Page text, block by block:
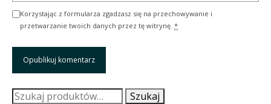
Korzystając z formularza zgadzasz się na przechowywanie i
przetwarzanie twoich danych przez tę witrynę. *
Szukaj: Szukaj